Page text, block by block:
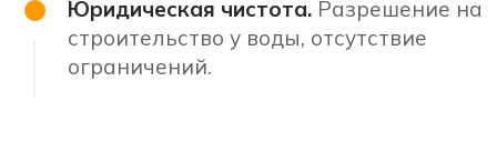
Юридическая чистота.Разрешение на
строительство у воды, отсутствие
ограничений.